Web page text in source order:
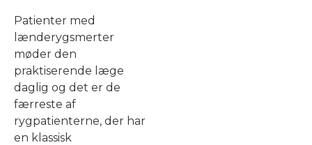
Patienter med
lænderygsmerter
møder den
praktiserende læge
daglig og det er de
færreste af
rygpatienterne, der har
en klassisk